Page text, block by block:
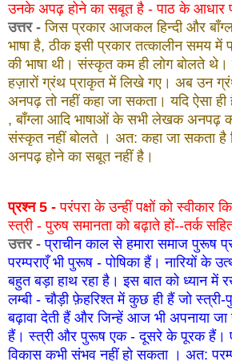
उनके अपढ़ होने का सबूत है - पाठ के आधार
उत्तर - जिस प्रकार आजकल हिन्दी और
भाषा है, ठीक इसी प्रकार तत्कालीन समय में
की भाषा थी। संस्कृत कम ही लोग बोलते थे।
हज़ारों ग्रंथ प्राकृत में लिखे गए। अब उन
अनपढ़ तो नहीं कहा जा सकता। यदि ऐसा
, बाँग्ला आदि भाषाओं के सभी लेखक अनपढ़
संस्कृत नहीं बोलते । अत: कहा जा सकता है
अनपढ़ होने का सबूत नहीं है।
प्रश्न 5 - परंपरा के उन्हीं पक्षों को स्वीकार
स्त्री - पुरुष समानता को बढ़ाते हों--तर्क
उत्तर - प्राचीन काल से हमारा समाज पुरूष
परम्पराएँ भी पुरूष - पोषिका हैं। नारियों के
बहुत बड़ा हाथ रहा है। इस बात को ध्यान में
लम्बी - चौड़ी फ़ेहरिश्त में कुछ ही हैं जो
बढ़ावा देती हैं और जिन्हें आज भी अपनाया
हैं। स्त्री और पुरूष एक - दूसरे के पूरक हैं।
विकास कभी संभव नहीं हो सकता । अत: